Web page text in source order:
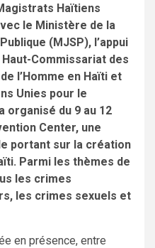
Haïtiens
le Ministère de la
(MJSP), l’appui
Commissariat des
l’Homme en Haïti et
Unies pour le
organisé du 9 au 12
Center, une
portant sur la création
Parmi les thèmes de
les crimes
les crimes sexuels et
en présence, entre